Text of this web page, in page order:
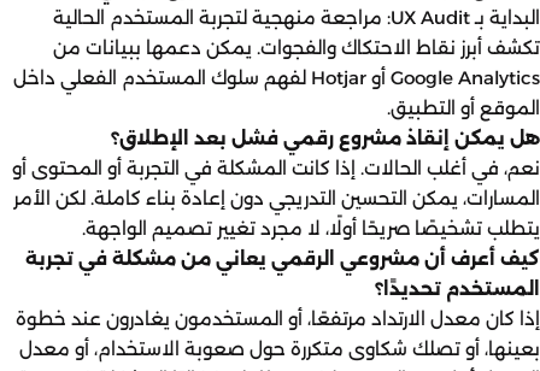
البداية بـ UX Audit: مراجعة منهجية لتجربة المستخدم الحالية
تكشف أبرز نقاط الاحتكاك والفجوات. يمكن دعمها ببيانات من
Google Analytics أو Hotjar لفهم سلوك المستخدم الفعلي داخل
الموقع أو التطبيق.
هل يمكن إنقاذ مشروع رقمي فشل بعد الإطلاق؟
نعم، في أغلب الحالات. إذا كانت المشكلة في التجربة أو المحتوى أو
المسارات، يمكن التحسين التدريجي دون إعادة بناء كاملة. لكن الأمر
يتطلب تشخيصًا صريحًا أولًا، لا مجرد تغيير تصميم الواجهة.
كيف أعرف أن مشروعي الرقمي يعاني من مشكلة في تجربة
المستخدم تحديدًا؟
إذا كان معدل الارتداد مرتفعًا، أو المستخدمون يغادرون عند خطوة
بعينها، أو تصلك شكاوى متكررة حول صعوبة الاستخدام، أو معدل